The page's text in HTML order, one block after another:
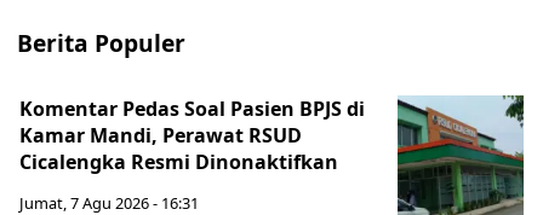
Berita Populer
Komentar Pedas Soal Pasien BPJS di
Kamar Mandi, Perawat RSUD
Cicalengka Resmi Dinonaktifkan
Jumat, 7 Agu 2026 - 16:31